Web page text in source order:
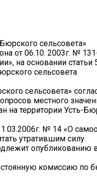
сельсовета»
от 06.10. 2003г. №
на основании статьи
сельсовета
сельсовета»
местного
на территории Усть-
№ 14 «О
утратившим силу.
опубликованию
комиссию по